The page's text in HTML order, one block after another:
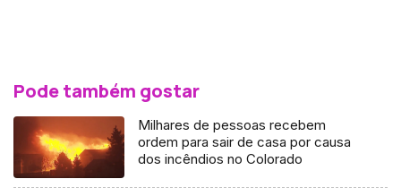
Pode também gostar
Milhares de pessoas recebem
ordem para sair de casa por causa
dos incêndios no Colorado